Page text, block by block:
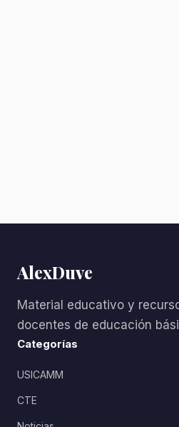
AlexDuve
Material educativo y
docentes de educación
Categorías
USICAMM
CTE